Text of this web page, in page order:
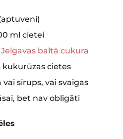
ml cietei
baltā cukura
cietes
sīrups, vai svaigas
bet nav obligāti